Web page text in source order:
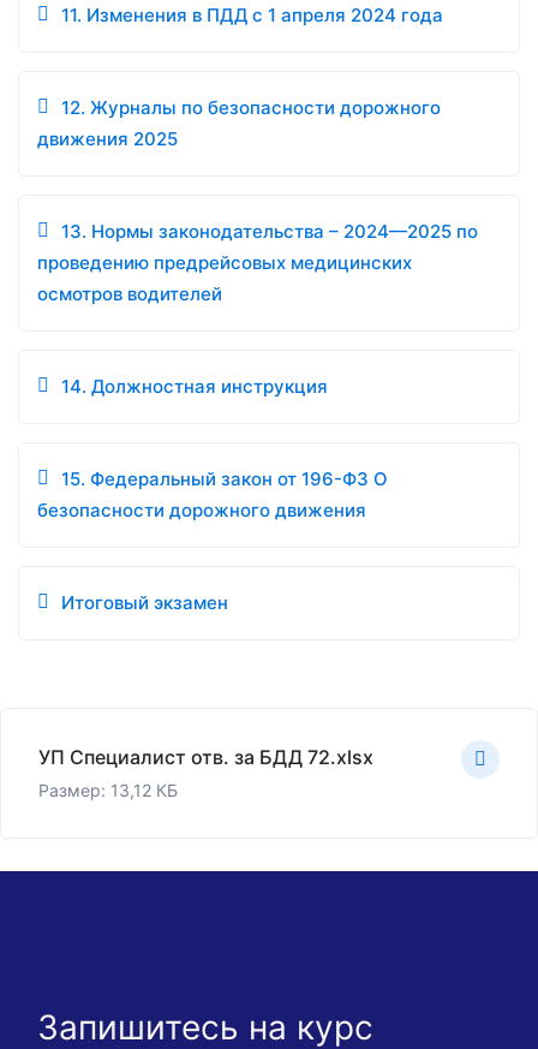
11. Изменения в ПДД с 1 апреля 2024 года
12. Журналы по безопасности дорожного
движения 2025
13. Нормы законодательства – 2024—2025 по
проведению предрейсовых медицинских
осмотров водителей
14. Должностная инструкция
15. Федеральный закон от 196-ФЗ О
безопасности дорожного движения
Итоговый экзамен
УП Специалист отв. за БДД 72.xlsx
Размер: 13,12 КБ
Запишитесь на курс